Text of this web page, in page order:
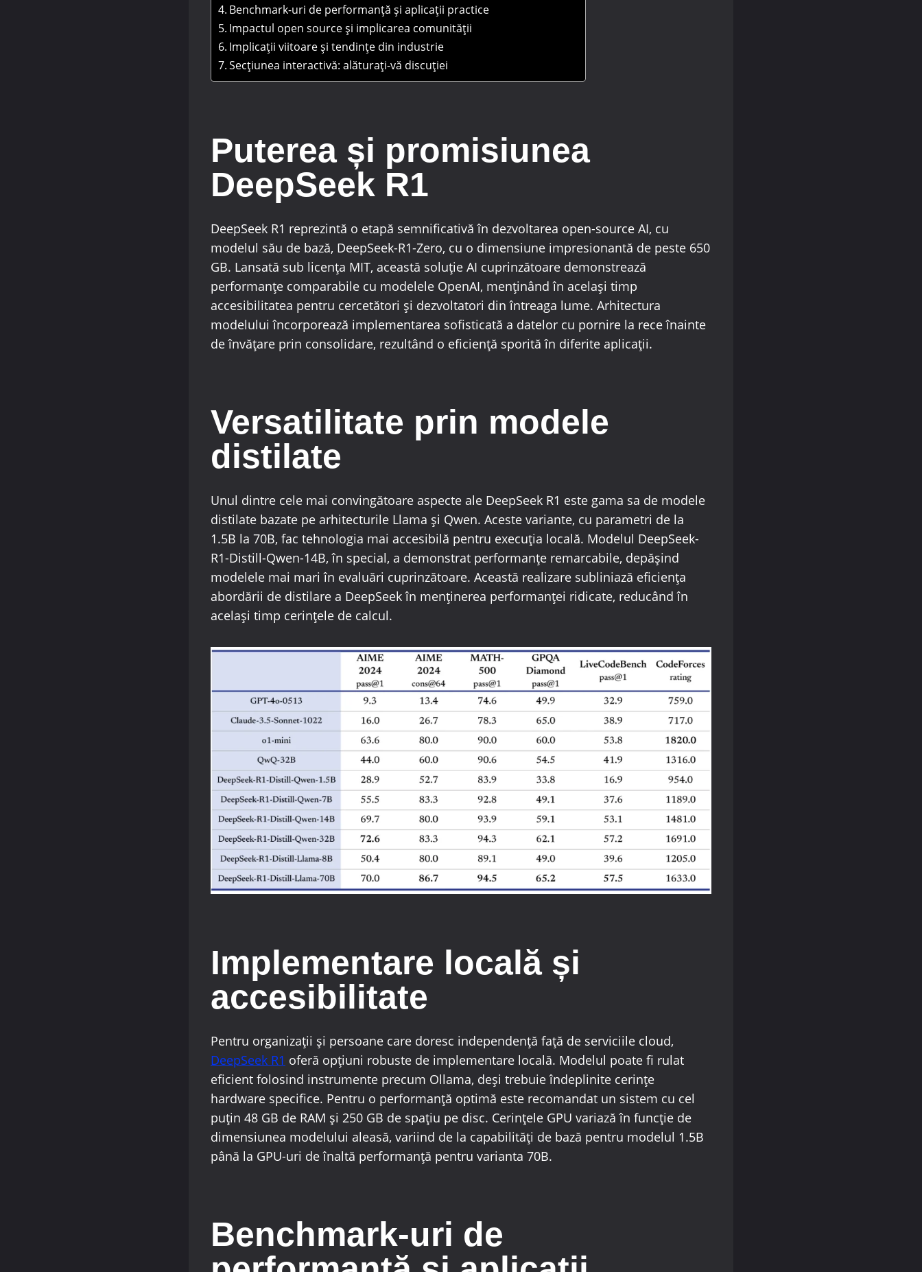
Benchmark-uri de performanță și aplicații practice
Impactul open source și implicarea comunității
Implicații viitoare și tendințe din industrie
Secțiunea interactivă: alăturați-vă discuției
Puterea și promisiunea
DeepSeek R1
DeepSeek R1 reprezintă o etapă semnificativă în dezvoltarea open-source AI, cu
modelul său de bază, DeepSeek-R1-Zero, cu o dimensiune impresionantă de peste 650
GB. Lansată sub licența MIT, această soluție AI cuprinzătoare demonstrează
performanțe comparabile cu modelele OpenAI, menținând în același timp
accesibilitatea pentru cercetători și dezvoltatori din întreaga lume. Arhitectura
modelului încorporează implementarea sofisticată a datelor cu pornire la rece înainte
de învățare prin consolidare, rezultând o eficiență sporită în diferite aplicații.
Versatilitate prin modele
distilate
Unul dintre cele mai convingătoare aspecte ale DeepSeek R1 este gama sa de modele
distilate bazate pe arhitecturile Llama și Qwen. Aceste variante, cu parametri de la
1.5B la 70B, fac tehnologia mai accesibilă pentru execuția locală. Modelul DeepSeek-
R1-Distill-Qwen-14B, în special, a demonstrat performanțe remarcabile, depășind
modelele mai mari în evaluări cuprinzătoare. Această realizare subliniază eficiența
abordării de distilare a DeepSeek în menținerea performanței ridicate, reducând în
același timp cerințele de calcul.
Implementare locală și
accesibilitate
Pentru organizații și persoane care doresc independență față de serviciile cloud,
DeepSeek R1 oferă opțiuni robuste de implementare locală. Modelul poate fi rulat
eficient folosind instrumente precum Ollama, deși trebuie îndeplinite cerințe
hardware specifice. Pentru o performanță optimă este recomandat un sistem cu cel
puțin 48 GB de RAM și 250 GB de spațiu pe disc. Cerințele GPU variază în funcție de
dimensiunea modelului aleasă, variind de la capabilități de bază pentru modelul 1.5B
până la GPU-uri de înaltă performanță pentru varianta 70B.
Benchmark-uri de